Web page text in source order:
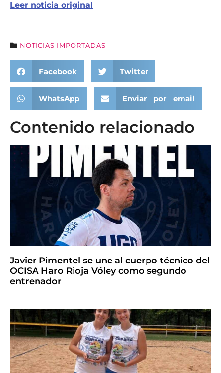
Leer noticia original
NOTICIAS IMPORTADAS
Facebook Twitter
WhatsApp Enviar por email
Contenido relacionado
Javier Pimentel se une al cuerpo técnico del
OCISA Haro Rioja Vóley como segundo
entrenador